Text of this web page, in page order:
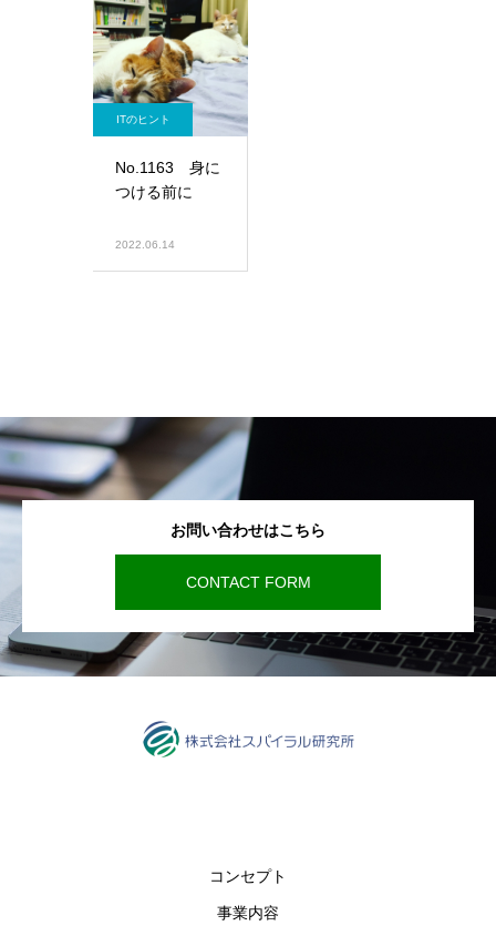
ITのヒント
No.1163 身に
つける前に
2022.06.14
お問い合わせはこちら
CONTACT FORM
コンセプト
事業内容